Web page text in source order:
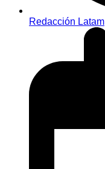
Redacción Latam